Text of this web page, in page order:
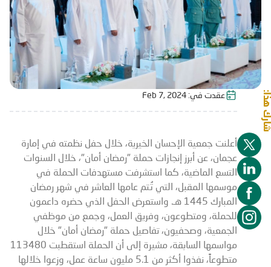
شارك هذا: عقدت في: Feb 7, 2024
أعلنت جمعية الإحسان الخيرية، خلال حفل نظمته في إمارة
عجمان، عن أبرز إنجازات حملة "رمضان أمان"، خلال السنوات
التسع الماضية، كما استشرفت مستهدفات الحملة في
موسمها المقبل، التي تُتم عامها العاشر في شهر رمضان
المبارك 1445 هـ. واستعرض الحفل الذي حضره داعمون
للحملة، ومتطوعون، وفريق العمل، وجمع من موظفي
الجمعية، وصحفيون، تفاصيل حملة "رمضان أمان" خلال
مواسمها السابقة، مشيرة إلى أن الحملة استقطبت 113480
متطوعاً، نفذوا أكثر من 5.1 مليون ساعة عمل، وزعوا خلالها